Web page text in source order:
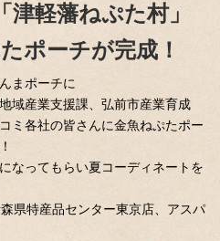
津軽藩ねぷた村」
ポーチが完成！
まポーチに
域産業支援課、弘前市産業育成
ミ各社の皆さんに金魚ねぷたポー
なってもらい夏コーディネートを
県特産品センター東京店、アスパ